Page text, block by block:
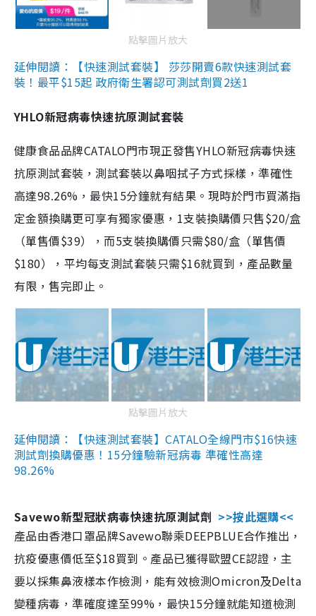
點擊圖片放大
延伸閱讀：【快速測試套裝】 莎莎開賣6款快速測試套
裝！最平$15起 政府衛生署認可測試劑買2送1
YHLO新冠病毒快速抗原測試套裝
健康食品品牌CATALO門市現正發售YHLO新冠病毒快速
抗原測試套裝，測試套裝以鼻咽拭子方式採樣，準確性
高達98.26%，最快15分鐘就有結果。現時於門市買滿指
定金額換購更可享有獨家優惠，1支裝換購價只售$20/盒
（單售價$39），而5支裝換購價只需$80/盒（單售價
$180），平均每支測試套裝只需$16就買到，產品數量
有限，售完即止。
點擊圖片放大
延伸閱讀：【快速測試套裝】CATALO全線門市$16快速
測試劑換購優惠！15分鐘驗新冠病毒 準確性高達
98.26%
Savewo新型冠狀病毒快速抗原測試劑 >>按此選購<<
產品由香港口罩品牌Savewo聯乘DEEPBLUE合作推出，
抗疫優惠價低至$18買到。產品已獲得歐盟CE認證，主
要以採集鼻液樣本作檢測，能有效檢測Omicron及Delta
變種病毒，準確度達至99%，最快15分鐘就能知道檢測